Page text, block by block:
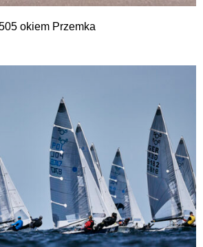
okiem Przemka